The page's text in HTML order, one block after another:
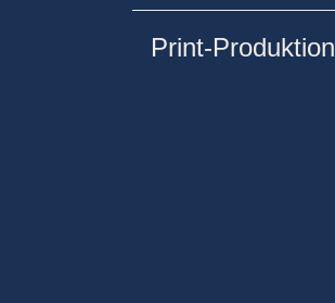
Print-Produktion